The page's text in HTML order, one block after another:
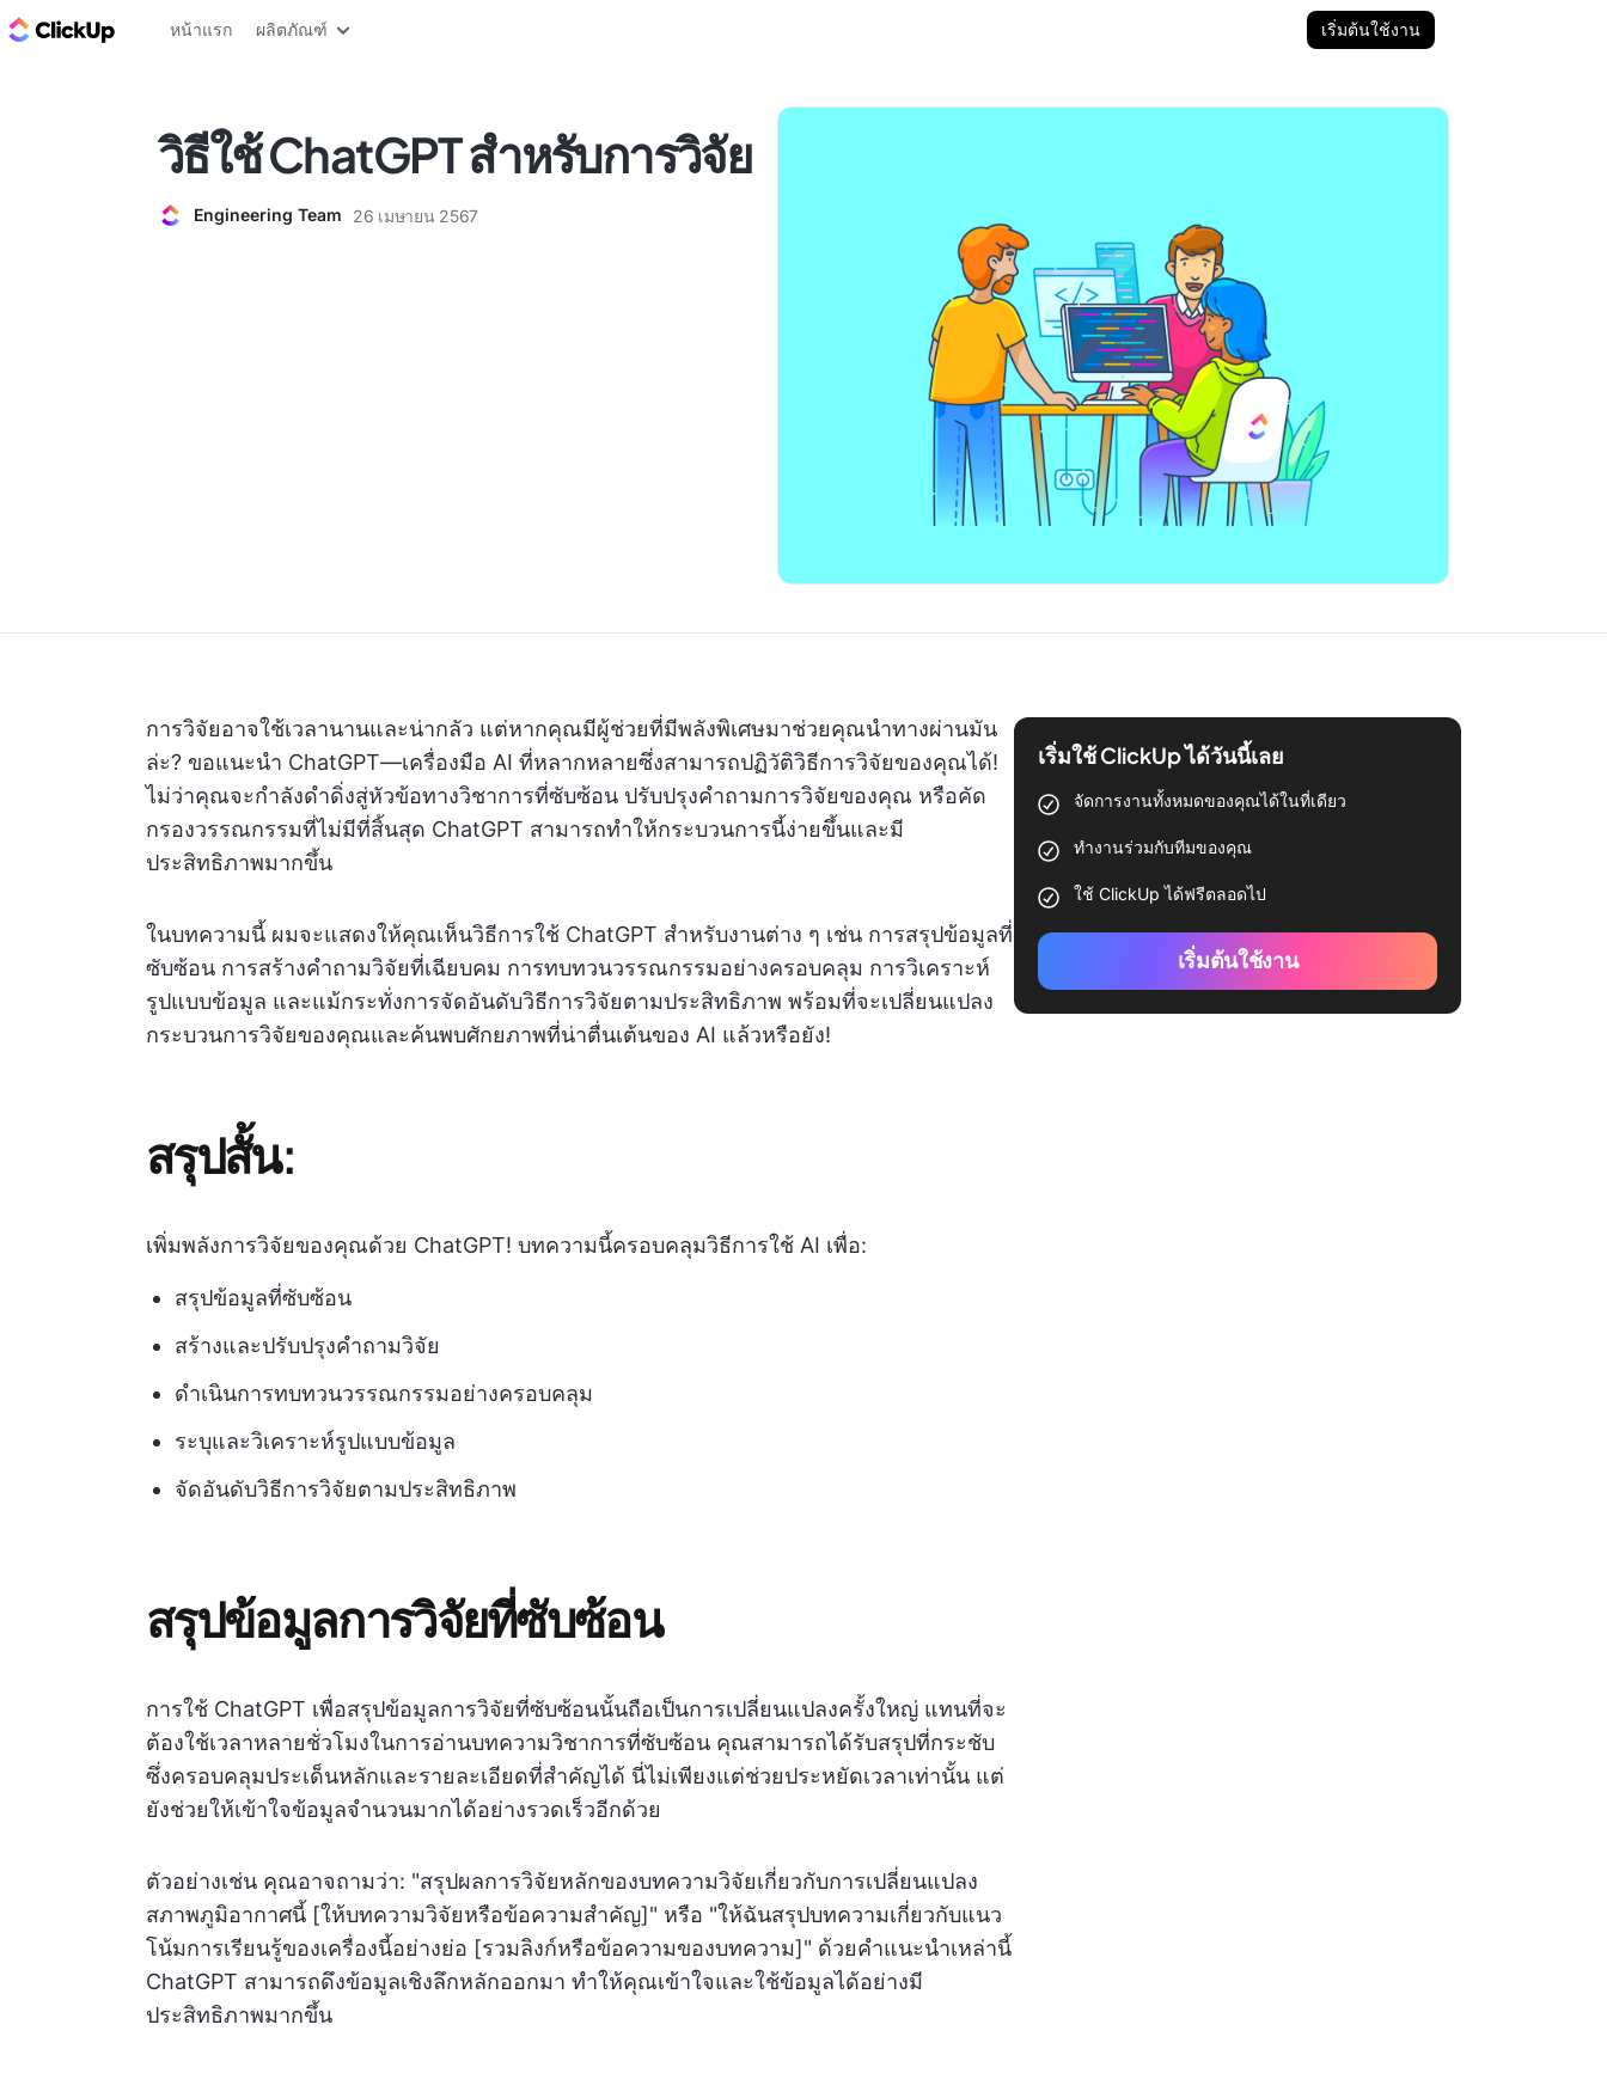
บล็อก ClickUp
หน้าแรก ผลิตภัณฑ์ เริ่มต้นใช้งาน
วิธีใช้ ChatGPT สำหรับการวิจัย
Engineering Team 26 เมษายน 2567
การวิจัยอาจใช้เวลานานและน่ากลัว แต่หากคุณมีผู้ช่วยที่มีพลังพิเศษมาช่วยคุณนำทางผ่านมัน
ล่ะ? ขอแนะนำ ChatGPT—เครื่องมือ AI ที่หลากหลายซึ่งสามารถปฏิวัติวิธีการวิจัยของคุณได้!
ไม่ว่าคุณจะกำลังดำดิ่งสู่หัวข้อทางวิชาการที่ซับซ้อน ปรับปรุงคำถามการวิจัยของคุณ หรือคัด
กรองวรรณกรรมที่ไม่มีที่สิ้นสุด ChatGPT สามารถทำให้กระบวนการนี้ง่ายขึ้นและมี
ประสิทธิภาพมากขึ้น
ในบทความนี้ ผมจะแสดงให้คุณเห็นวิธีการใช้ ChatGPT สำหรับงานต่าง ๆ เช่น การสรุปข้อมูลที่
ซับซ้อน การสร้างคำถามวิจัยที่เฉียบคม การทบทวนวรรณกรรมอย่างครอบคลุม การวิเคราะห์
รูปแบบข้อมูล และแม้กระทั่งการจัดอันดับวิธีการวิจัยตามประสิทธิภาพ พร้อมที่จะเปลี่ยนแปลง
กระบวนการวิจัยของคุณและค้นพบศักยภาพที่น่าตื่นเต้นของ AI แล้วหรือยัง!
สรุปสั้น:
เพิ่มพลังการวิจัยของคุณด้วย ChatGPT! บทความนี้ครอบคลุมวิธีการใช้ AI เพื่อ:
สรุปข้อมูลที่ซับซ้อน
สร้างและปรับปรุงคำถามวิจัย
ดำเนินการทบทวนวรรณกรรมอย่างครอบคลุม
ระบุและวิเคราะห์รูปแบบข้อมูล
จัดอันดับวิธีการวิจัยตามประสิทธิภาพ
สรุปข้อมูลการวิจัยที่ซับซ้อน
การใช้ ChatGPT เพื่อสรุปข้อมูลการวิจัยที่ซับซ้อนนั้นถือเป็นการเปลี่ยนแปลงครั้งใหญ่ แทนที่จะ
ต้องใช้เวลาหลายชั่วโมงในการอ่านบทความวิชาการที่ซับซ้อน คุณสามารถได้รับสรุปที่กระชับ
ซึ่งครอบคลุมประเด็นหลักและรายละเอียดที่สำคัญได้ นี่ไม่เพียงแต่ช่วยประหยัดเวลาเท่านั้น แต่
ยังช่วยให้เข้าใจข้อมูลจำนวนมากได้อย่างรวดเร็วอีกด้วย
ตัวอย่างเช่น คุณอาจถามว่า: "สรุปผลการวิจัยหลักของบทความวิจัยเกี่ยวกับการเปลี่ยนแปลง
สภาพภูมิอากาศนี้ [ให้บทความวิจัยหรือข้อความสำคัญ]" หรือ "ให้ฉันสรุปบทความเกี่ยวกับแนว
โน้มการเรียนรู้ของเครื่องนี้อย่างย่อ [รวมลิงก์หรือข้อความของบทความ]" ด้วยคำแนะนำเหล่านี้
ChatGPT สามารถดึงข้อมูลเชิงลึกหลักออกมา ทำให้คุณเข้าใจและใช้ข้อมูลได้อย่างมี
ประสิทธิภาพมากขึ้น
เริ่มใช้ ClickUp ได้วันนี้เลย
จัดการงานทั้งหมดของคุณได้ในที่เดียว
ทำงานร่วมกับทีมของคุณ
ใช้ ClickUp ได้ฟรีตลอดไป
เริ่มต้นใช้งาน